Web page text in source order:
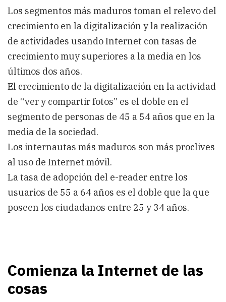
Los segmentos más maduros toman el relevo del
crecimiento en la digitalización y la realización
de actividades usando Internet con tasas de
crecimiento muy superiores a la media en los
últimos dos años.
El crecimiento de la digitalización en la actividad
de “ver y compartir fotos” es el doble en el
segmento de personas de 45 a 54 años que en la
media de la sociedad.
Los internautas más maduros son más proclives
al uso de Internet móvil.
La tasa de adopción del e-reader entre los
usuarios de 55 a 64 años es el doble que la que
poseen los ciudadanos entre 25 y 34 años.
Comienza la Internet de las
cosas